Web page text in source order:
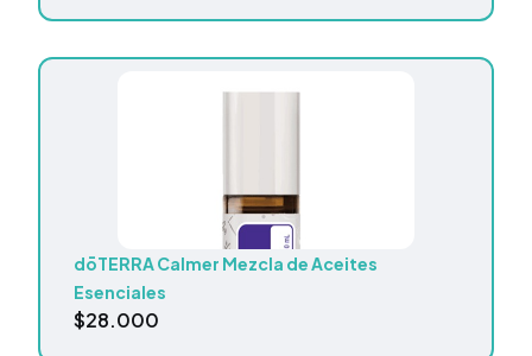
dōTERRA Calmer Mezcla de Aceites
Esenciales
$28.000